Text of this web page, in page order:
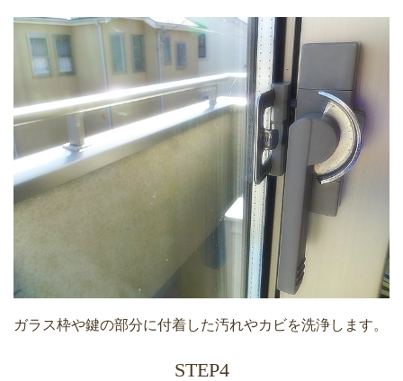
ガラス枠や鍵の部分に付着した汚れやカビを洗浄します。
STEP4